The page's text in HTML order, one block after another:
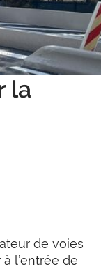
la
de voies
l’entrée de